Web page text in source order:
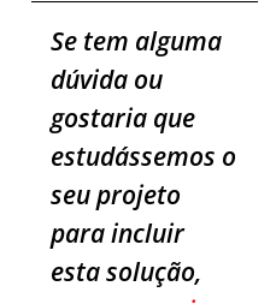
Se tem alguma
dúvida ou
gostaria que
estudássemos o
seuprojeto
para incluir
esta solução,